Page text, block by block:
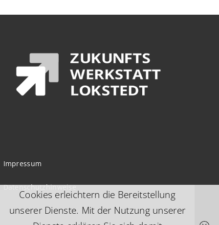
Impressum
Datenschutzhinweise
Cookies erleichtern die Bereitstellung
unserer Dienste. Mit der Nutzung unserer